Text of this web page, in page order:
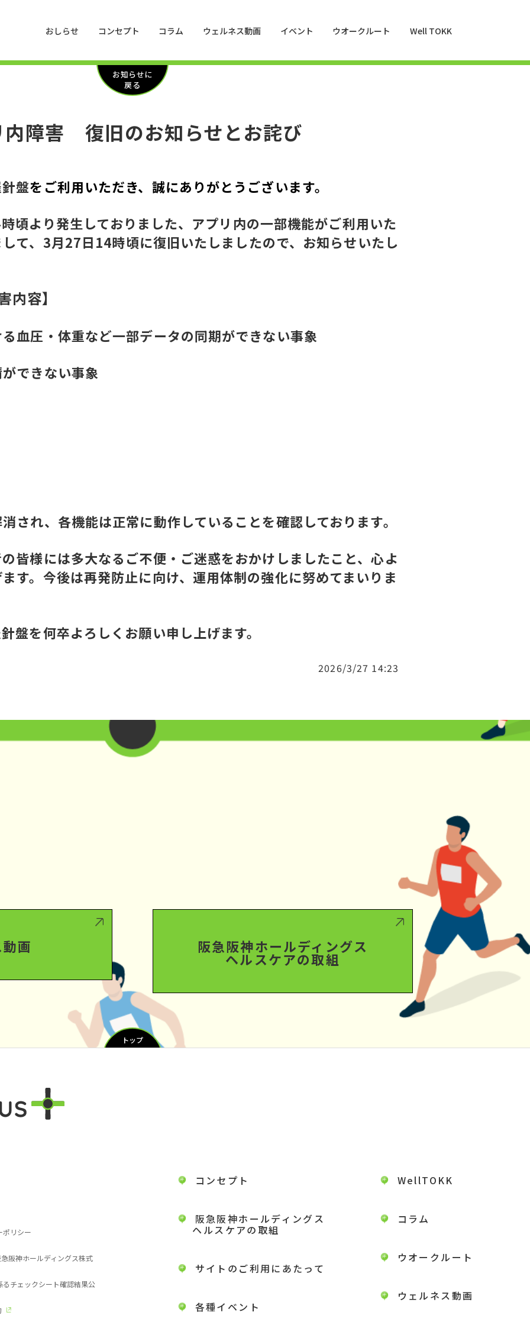
おしらせ コンセプト コラム ウェルネス動画 イベント ウオークルート Well TOKK
お知らせに
戻る
内障害 復旧のお知らせとお詫び
盤をご利用いただき、誠にありがとうございます。
頃より発生しておりました、アプリ内の一部機能がご利用いた
て、 3月27日14時頃に復旧いたしましたので、お知らせいたし
内容】
血圧・体重など一部データの同期ができない事象
できない事象
され、各機能は正常に動作していることを確認しております。
皆様には多大なるご不便・ご迷惑をおかけしましたこと、心よ
す。今後は再発防止に向け、運用体制の強化に努めてまいりま
盤を何卒よろしくお願い申し上げます。
2026/3/27 14:23
画 阪急阪神ホールディングス
ヘルスケアの取組
トップ
コンセプト
阪急阪神ホールディングス
ヘルスケアの取組
サイトのご利用にあたって
各種イベント
WellTOKK
コラム
ウオークルート
ウェルネス動画
ポリシー
阪神ホールディングス株式
るチェックシート確認結果公